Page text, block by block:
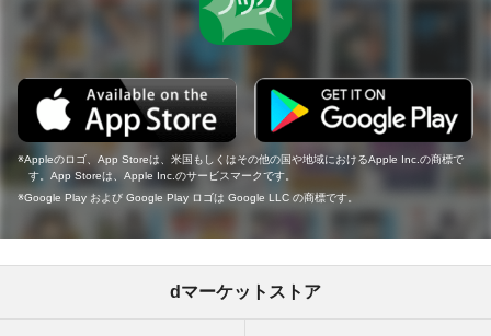
Appleのロゴ、App Storeは、米国もしくはその他の国や地域におけるApple Inc.の商標で
す。App Storeは、Apple Inc.のサービスマークです。
Google Play および Google Play ロゴは Google LLC の商標です。
dマーケットストア